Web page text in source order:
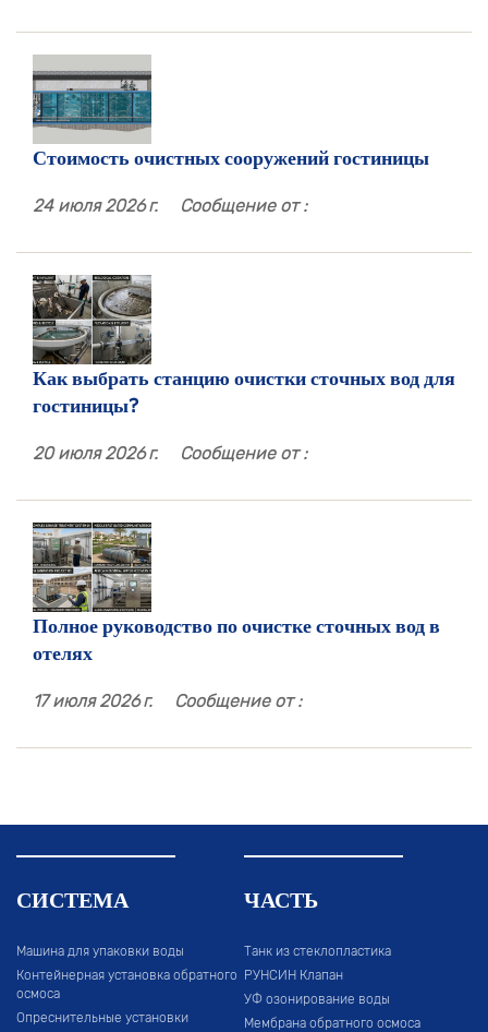
Стоимость очистных сооружений гостиницы
24 июля 2026 г. Сообщение от :
Как выбрать станцию ​​очистки сточных вод для
гостиницы?
20 июля 2026 г. Сообщение от :
Полное руководство по очистке сточных вод в
отелях
17 июля 2026 г. Сообщение от :
СИСТЕМА
Машина для упаковки воды
Контейнерная установка обратного
осмоса
Опреснительные установки
ЧАСТЬ
Танк из стеклопластика
РУНСИН Клапан
УФ озонирование воды
Мембрана обратного осмоса